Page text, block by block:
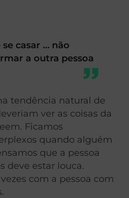
casar … não
a outra pessoa
tendência natural de
ver as coisas da
Ficamos
quando alguém
que a pessoa
deve estar louca.
com a pessoa com